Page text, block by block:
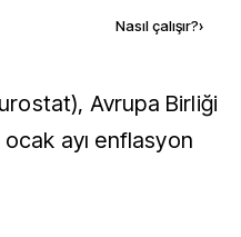
Nasıl çalışır?›
ayı enflasyon